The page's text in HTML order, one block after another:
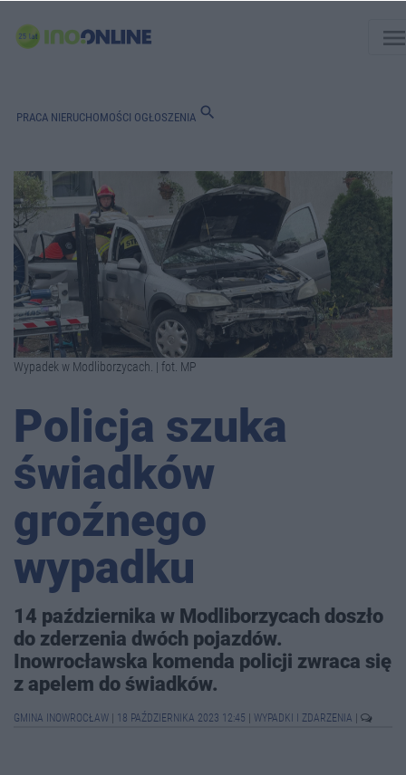
PRACA NIERUCHOMOŚCI OGŁOSZENIA search
Wypadek w Modliborzycach. | fot. MP
Policja szuka
świadków
groźnego
wypadku
14 października w Modliborzycach doszło
do zderzenia dwóch pojazdów.
Inowrocławska komenda policji zwraca się
z apelem do świadków.
GMINA INOWROCŁAW 18 PAŹDZIERNIKA 2023 12:45 WYPADKI I ZDARZENIA